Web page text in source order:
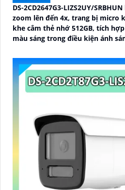
DS-2CD2647G3-LIZS2UY/
zoom lên đến 4x, trang bị micro
khe cắm thẻ nhớ 512GB, tích
màu sáng trong điều kiện ánh